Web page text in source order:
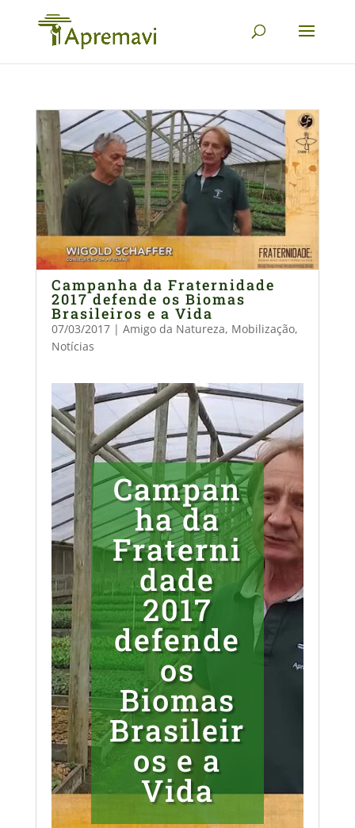
Campanha da Fraternidade
2017 defende os Biomas
Brasileiros e a Vida
07/03/2017| Amigo da Natureza, Mobilização,
Notícias
Campan
ha da
Fraterni
dade
2017
defende
os
Biomas
Brasileir
os e a
Vida